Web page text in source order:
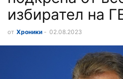
избирател на
от Хроники - 02.08.2023